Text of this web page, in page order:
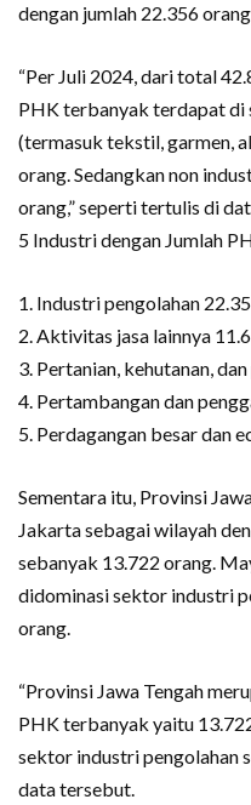
dengan jumlah 22.356
“Per Juli 2024, dari total
PHK terbanyak terdapat di
(termasuk tekstil, garmen,
orang. Sedangkan non
orang,” seperti tertulis di
5 Industri dengan Jumlah
1. Industri pengolahan
2. Aktivitas jasa lainnya
3. Pertanian, kehutanan,
4. Pertambangan dan
5. Perdagangan besar dan
Sementara itu, Provinsi
Jakarta sebagai wilayah
sebanyak 13.722 orang.
didominasi sektor industri
orang.
“Provinsi Jawa Tengah
PHK terbanyak yaitu
sektor industri pengolahan
data tersebut.